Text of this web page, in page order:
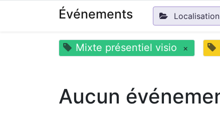
Événements Localisation
Mixte présentiel visio ×
Aucun